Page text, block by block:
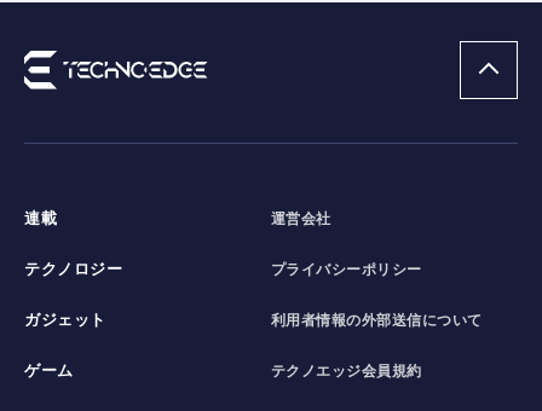
連載
テクノロジー
ガジェット
ゲーム
運営会社
プライバシーポリシー
利用者情報の外部送信について
テクノエッジ会員規約